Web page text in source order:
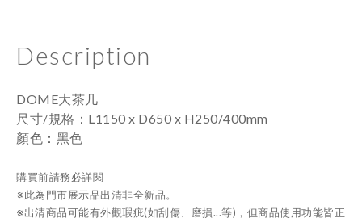
Description
DOME大茶几
尺寸/規格 ： L1150 x D650 x H250/400mm
顏色 ： 黑色
購買前請務必詳閱
※此為門市展示品出清非全新品。
※出清商品可能有外觀瑕疵(如刮傷、磨損...等)，但商品使用功能皆正